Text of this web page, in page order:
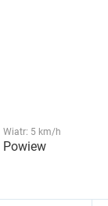
Wiatr: 5 km/h
Powiew